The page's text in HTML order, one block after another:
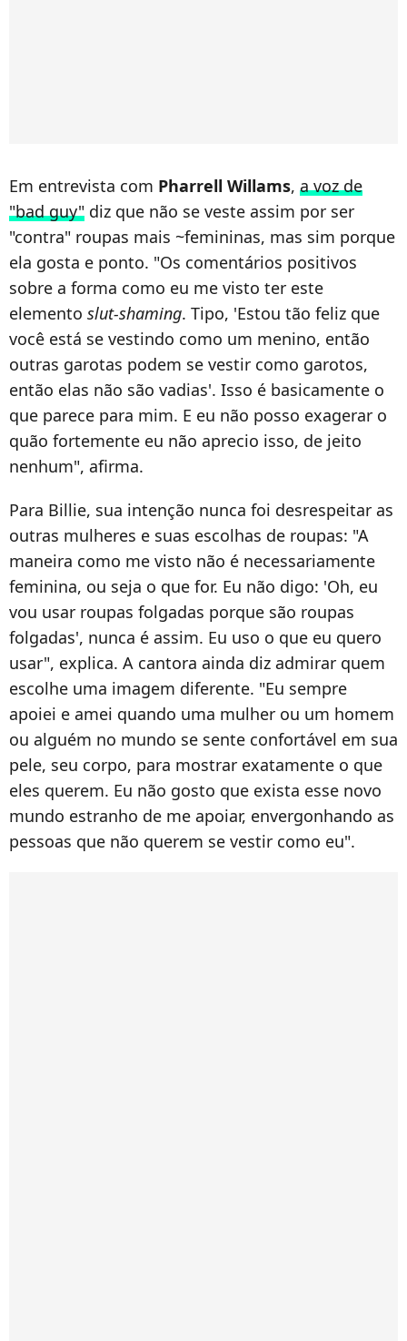
Em entrevista com Pharrell Willams, a voz de
"bad guy" diz que não se veste assim por ser
"contra" roupas mais ~femininas, mas sim porque
ela gosta e ponto. "Os comentários positivos
sobre a forma como eu me visto ter este
elemento slut-shaming. Tipo, 'Estou tão feliz que
você está se vestindo como um menino, então
outras garotas podem se vestir como garotos,
então elas não são vadias'. Isso é basicamente o
que parece para mim. E eu não posso exagerar o
quão fortemente eu não aprecio isso, de jeito
nenhum", afirma.
Para Billie, sua intenção nunca foi desrespeitar as
outras mulheres e suas escolhas de roupas: "A
maneira como me visto não é necessariamente
feminina, ou seja o que for. Eu não digo: 'Oh, eu
vou usar roupas folgadas porque são roupas
folgadas', nunca é assim. Eu uso o que eu quero
usar", explica. A cantora ainda diz admirar quem
escolhe uma imagem diferente. "Eu sempre
apoiei e amei quando uma mulher ou um homem
ou alguém no mundo se sente confortável em sua
pele, seu corpo, para mostrar exatamente o que
eles querem. Eu não gosto que exista esse novo
mundo estranho de me apoiar, envergonhando as
pessoas que não querem se vestir como eu".